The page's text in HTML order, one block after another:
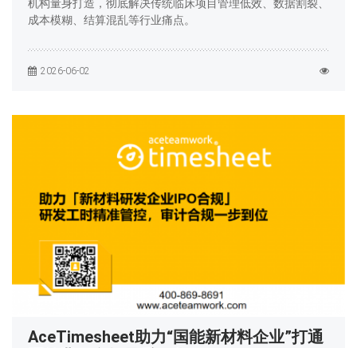
机构量身打造，彻底解决传统临床项目管理低效、数据割裂、
成本模糊、结算混乱等行业痛点。
2026-06-02
AceTimesheet助力“国能新材料企业”打通